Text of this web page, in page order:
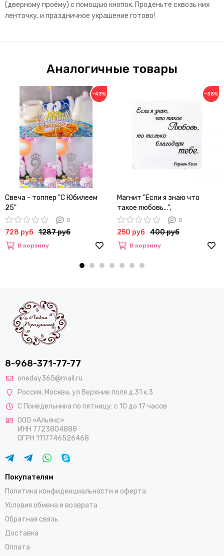
(дверному проёму) с помощью кнопок. Проденьте сквозь них
ленточку, и праздничное украшение готово!
Аналогичные товары
−43%
Свеча - топпер "С Юбилеем
25"
0
728 руб 1287 руб
В корзину
−38%
Магнит "Если я знаю что
такое любовь...",
0
250 руб 400 руб
В корзину
8-968-371-77-77
oneday365@mail.ru
Россия, Москва,ул Верхние поля д.31 к.3
С Понедельника по пятницу: с 10 до 17 часов
ООО «Альянс»
ИНН 7723804888
ОГРН 1117746526468
Покупателям
Политика конфиденциальности и оферта
Условия обмена и возврата
Обратная связь
Доставка
Оплата